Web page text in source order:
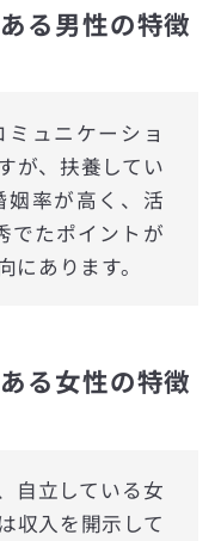
る男性の特徴
ュニケーショ
が、扶養してい
姻率が高く、活
でたポイントが
あります。
る女性の特徴
自立している女
収入を開示して